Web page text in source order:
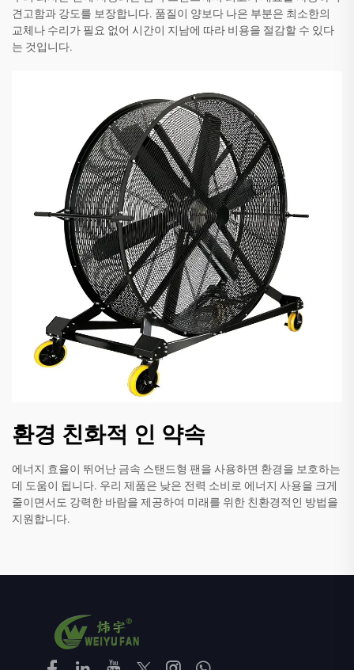
견고함과 강도를 보장합니다. 품질이 양보다 나은 부분은 최소한의
교체나 수리가 필요 없어 시간이 지남에 따라 비용을 절감할 수 있다
는 것입니다.
환경 친화적 인 약속
에너지 효율이 뛰어난 금속 스탠드형 팬을 사용하면 환경을 보호하는
데 도움이 됩니다. 우리 제품은 낮은 전력 소비로 에너지 사용을 크게
줄이면서도 강력한 바람을 제공하여 미래를 위한 친환경적인 방법을
지원합니다.